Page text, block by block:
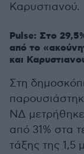
Καρυστιανού.
Pulse: Στο
από το
και
Στη
ΝΔ
από 31% στα
τάξης της 1,5